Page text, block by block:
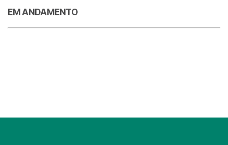
EM ANDAMENTO